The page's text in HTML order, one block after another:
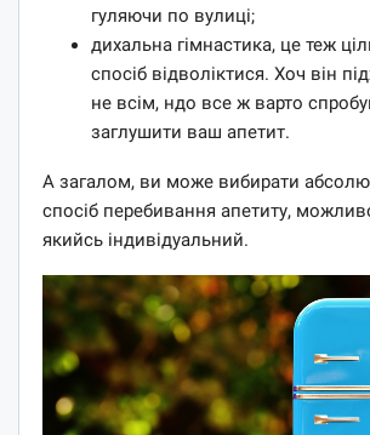
гуляючи по вулиці;
дихальна гімнастика, це теж
спосіб відволіктися. Хоч він
не всім, ндо все ж варто
заглушити ваш апетит.
А загалом, ви може вибирати
спосіб перебивання апетиту,
якийсь індивідуальний.